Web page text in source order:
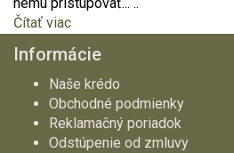
Čítať viac
Informácie
Naše krédo
Obchodné podmienky
Reklamačný poriadok
Odstúpenie od zmluvy